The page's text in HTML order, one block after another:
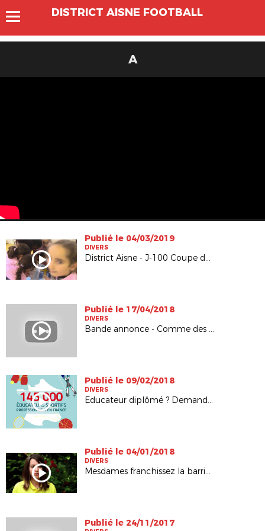
DISTRICT AISNE FOOTBALL
A
Publié le 04/03/2019
DIVERS
District Aisne - J-100 Coupe du monde féminine
Publié le 17/04/2018
DIVERS
Bande annonce - Comme des garçons
Publié le 09/02/2018
DIVERS
Educateur diplômé ? Demandez votre carte professionnelle
Publié le 04/01/2018
DIVERS
Mesdames franchissez la barrière
Publié le 24/11/2017